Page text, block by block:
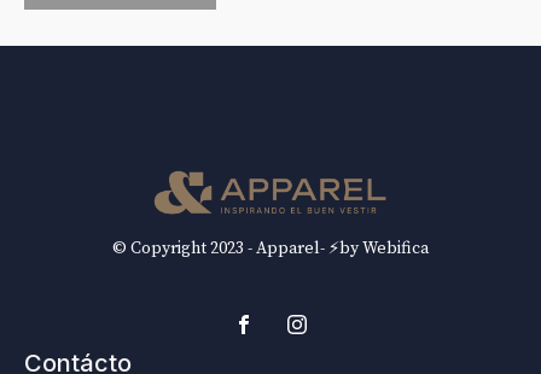
© Copyright 2023 - Apparel- ⚡by Webifica
Contácto